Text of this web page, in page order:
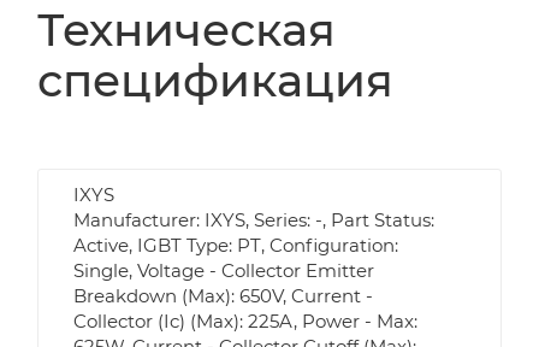
Техническая
спецификация
IXYS
Manufacturer: IXYS, Series: -, Part Status:
Active, IGBT Type: PT, Configuration:
Single, Voltage - Collector Emitter
Breakdown (Max): 650V, Current -
Collector (Ic) (Max): 225A, Power - Max: